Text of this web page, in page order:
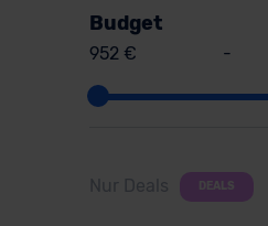
Budget
952 € -
Nur Deals DEALS